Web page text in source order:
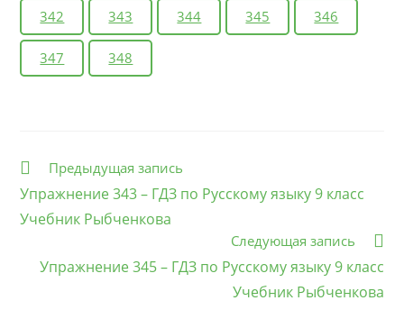
342 343 344 345 346
347 348
Еще
Предыдущая запись
Упражнение 343 – ГДЗ по Русскому языку 9 класс
Учебник Рыбченкова
Следующая запись
Упражнение 345 – ГДЗ по Русскому языку 9 класс
Учебник Рыбченкова